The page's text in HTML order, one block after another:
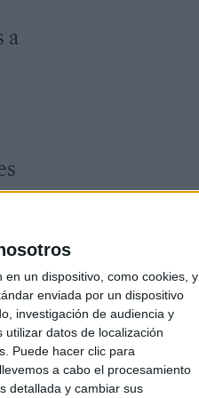
un dispositivo, como cookies, y
enviada por un dispositivo
investigación de audiencia y
datos de localización
Puede hacer clic para
a cabo el procesamiento
detallada y cambiar sus
a